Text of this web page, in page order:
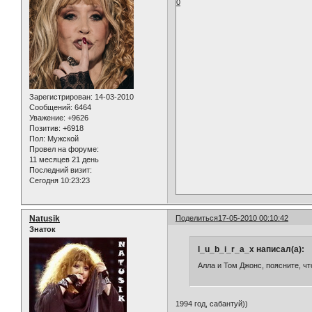
Зарегистрирован: 14-03-2010
Сообщений: 6464
Уважение: +9626
Позитив: +6918
Пол: Мужской
Провел на форуме:
11 месяцев 21 день
Последний визит:
Сегодня 10:23:23
0
Поделиться17-05-2010 00:10:42
Natusik
Знаток
l_u_b_i_r_a_x написал(а):
Алла и Том Джонс, поясните,
1994 год, сабантуй))